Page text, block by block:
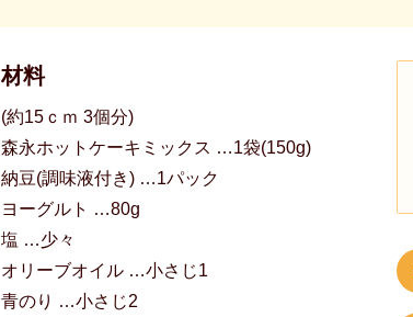
材料
(約15ｃｍ 3個分)
森永ホットケーキミックス …1袋(150g)
納豆(調味液付き) …1パック
ヨーグルト …80g
塩 …少々
オリーブオイル …小さじ1
青のり …小さじ2